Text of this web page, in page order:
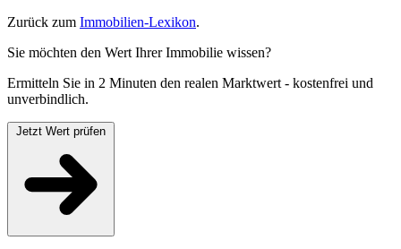
Zurück zum Immobilien-Lexikon.
Sie möchten den Wert Ihrer Immobilie wissen?
Ermitteln Sie in 2 Minuten den realen Marktwert - kostenfrei und
unverbindlich.